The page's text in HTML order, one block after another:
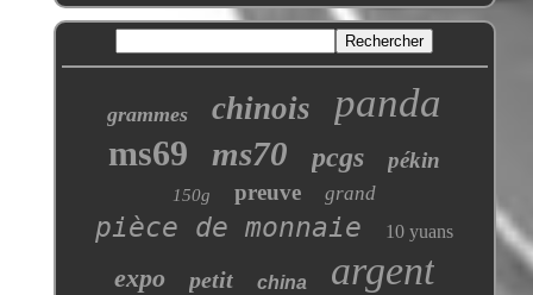
grammes chinois panda
ms69 ms70 pcgs pékin
150g preuve grand
pièce de monnaie 10 yuans
expo petit china argent